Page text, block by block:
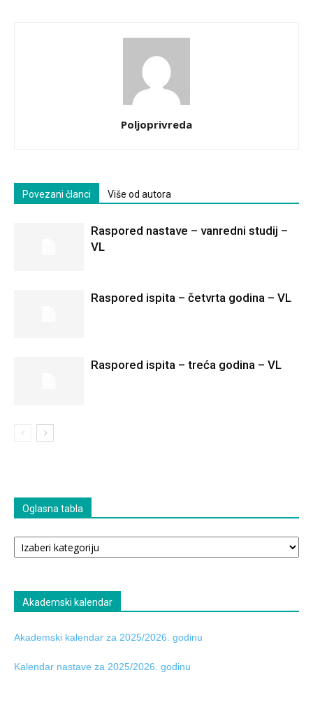
Poljoprivreda
Povezani članci Više od autora
Raspored nastave – vanredni studij –
VL
Raspored ispita – četvrta godina – VL
Raspored ispita – treća godina – VL
Oglasna tabla
Oglasna
tabla
Akademski kalendar
Akademski kalendar za 2025/2026. godinu
Kalendar nastave za 2025/2026. godinu